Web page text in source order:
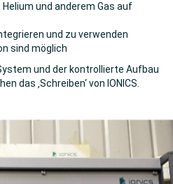
und anderem Gas auf
und zu verwenden
sind möglich
und der kontrollierte Aufbau
das ‚Schreiben‘ von IONICS.